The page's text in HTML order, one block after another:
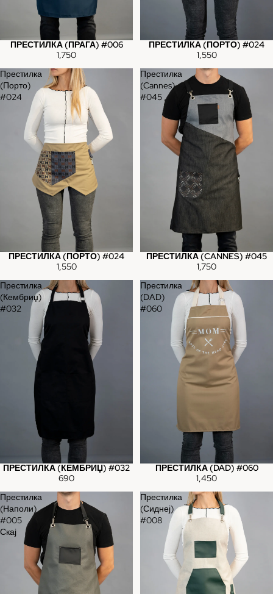
ПРЕСТИЛКА (ПРАГА) #006
1,750
ПРЕСТИЛКА (ПОРТО) #024
1,550
Престилка
(Порто)
#024
ПРЕСТИЛКА (ПОРТО) #024
1,550
Престилка
(Cannes)
#045
ПРЕСТИЛКА (CANNES) #045
1,750
Престилка
(Кембриџ)
#032
Sold out
ПРЕСТИЛКА (КЕМБРИЏ) #032
690
Престилка
(DAD)
#060
ПРЕСТИЛКА (DAD) #060
1,450
Престилка
(Наполи)
#005
Скај
Престилка
(Сиднеј)
#008